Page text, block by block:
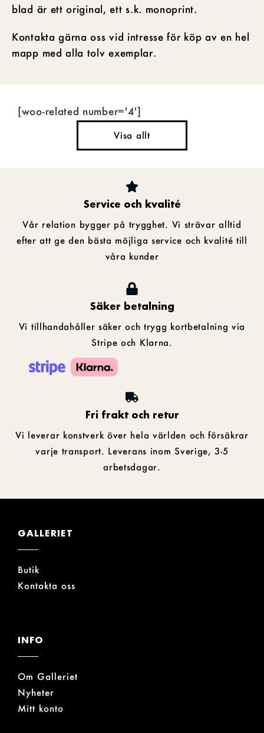
blad är ett original, ett s.k. monoprint.
Kontakta gärna oss vid intresse för köp av en hel
mapp med alla tolv exemplar.
[woo-related number='4']
Visa allt
Service och kvalité
Vår relation bygger på trygghet. Vi strävar alltid
efter att ge den bästa möjliga service och kvalité till
våra kunder
Säker betalning
Vi tillhandahåller säker och trygg kortbetalning via
Stripe och Klarna.
Fri frakt och retur
Vi leverar konstverk över hela världen och försäkrar
varje transport. Leverans inom Sverige, 3-5
arbetsdagar.
GALLERIET
Butik
Kontakta oss
INFO
Om Galleriet
Nyheter
Mitt konto